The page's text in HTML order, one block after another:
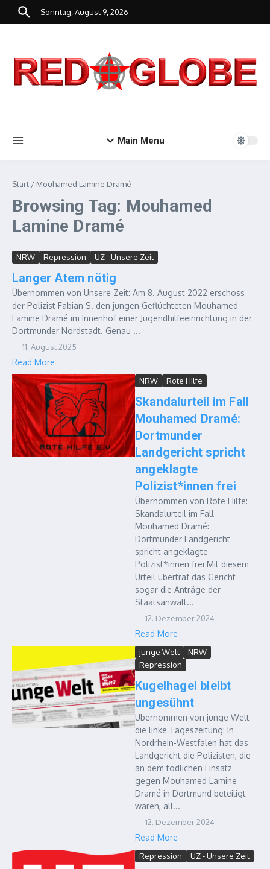
Zum Inhalt springen
Sonntag, August 9, 2026
Main Menu
Start / Mouhamed Lamine Dramé
Browsing Tag: Mouhamed
Lamine Dramé
NRW Repression UZ - Unsere Zeit
Langer Atem nötig
Übernommen von Unsere Zeit: Am 8. August 2022 erschoss
der Polizist Fabian S. den jungen Geflüchteten Mouhamed
Lamine Dramé im Innenhof einer Jugendhilfeeinrichtung in der
Dortmunder Nordstadt. Genau ...
11. August 2025
Read More
NRW Rote Hilfe
Skandalurteil im Fall
Mouhamed Dramé:
Dortmunder
Landgericht spricht
angeklagte
Polizist*innen frei
Übernommen von Rote Hilfe:
Skandalurteil im Fall
Mouhamed Dramé:
Dortmunder Landgericht
spricht angeklagte
Polizist*innen frei Mit diesem
Urteil übertraf das Gericht
sogar die Anträge der
Staatsanwalt...
12. Dezember 2024
Read More
junge Welt
NRW
Repression
Kugelhagel bleibt
ungesühnt
Übernommen von junge Welt –
die linke Tageszeitung: In
Nordrhein-Westfalen hat das
Landgericht die Polizisten, die
an dem tödlichen Einsatz
gegen Mouhamed Lamine
Dramé in Dortmund beteiligt
waren, all...
12. Dezember 2024
Read More
Repression UZ - Unsere Zeit